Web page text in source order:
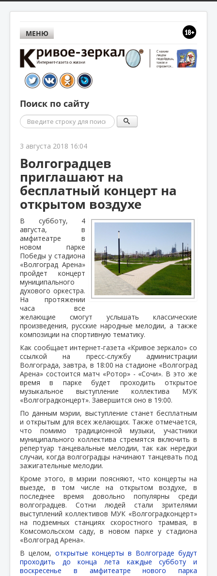
МЕНЮ
Поиск по сайту
Поиск
3 августа 2018 16:04
Волгоградцев
приглашают на
бесплатный концерт на
открытом воздухе
В субботу, 4
августа, в
амфитеатре в
новом парке
Победы у стадиона
«Волгоград Арена»
пройдет концерт
муниципального
духового оркестра.
На протяжении
часа все
желающие смогут услышать классические
произведения, русские народные мелодии, а также
композиции на спортивную тематику.
Как сообщает интернет-газета «Кривое зеркало» со
ссылкой на пресс-службу администрации
Волгограда, завтра, в 18:00 на стадионе «Волгоград
Арена» состоится матч «Ротор» - «Сочи». В это же
время в парке будет проходить открытое
музыкальное выступление коллектива МУК
«Волгоградконцерт». Завершится оно в 19:00.
По данным мэрии, выступление станет бесплатным
и открытым для всех желающих. Также отмечается,
что помимо традиционной музыки, участники
муниципального коллектива стремятся включить в
репертуар танцевальные мелодии, так как нередки
случаи, когда волгоградцы начинают танцевать под
зажигательные мелодии.
Кроме этого, в мэрии поясняют, что концерты на
выезде, в том числе на открытом воздухе, в
последнее время довольно популярны среди
волгоградцев. Сотни людей стали зрителями
выступлений коллективов МУК «Волгоградконцерт»
на подземных станциях скоростного трамвая, в
Комсомольском саду, в новом парке у стадиона
«Волгоград Арена».
В целом, открытые концерты в Волгограде будут
проходить до конца лета каждые субботу и
воскресенье в амфитеатре нового парка